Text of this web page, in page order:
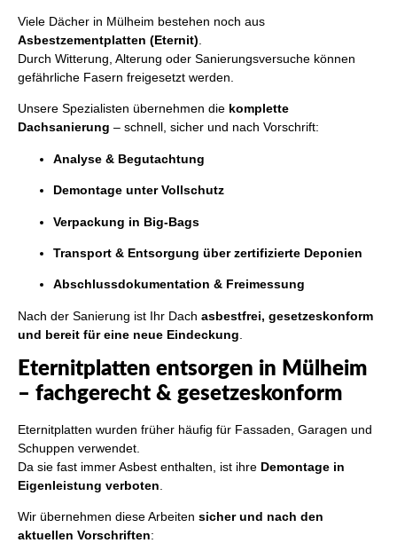
Viele Dächer in Mülheim bestehen noch aus
Asbestzementplatten (Eternit)
Durch Witterung, Alterung oder Sanierungsversuche können
gefährliche Fasern freigesetzt werden.
Unsere Spezialisten übernehmen die komplette
Dachsanierung – schnell, sicher und nach Vorschrift:
Analyse & Begutachtung
Demontage unter Vollschutz
Verpackung in Big-Bags
Transport & Entsorgung über zertifizierte Deponien
Abschlussdokumentation & Freimessung
Nach der Sanierung ist Ihr Dach asbestfrei, gesetzeskonform
und bereit für eine neue Eindeckung
Eternitplatten entsorgen in Mülheim
– fachgerecht & gesetzeskonform
Eternitplatten wurden früher häufig für Fassaden, Garagen und
Schuppen verwendet.
Da sie fast immer Asbest enthalten, ist ihre Demontage in
Eigenleistung verboten
Wir übernehmen diese Arbeiten sicher und nach den
aktuellen Vorschriften: